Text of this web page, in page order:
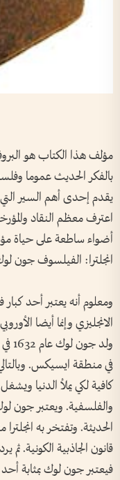
مؤلف هذا الكتاب هو
بالفكر الحديث عموما
يقدم إحدى أهم السير
اعترف معظم النقاد
أضواء ساطعة على حياة
انجلترا: الفيلسوف جون
ومعلوم أنه يعتبر أحد
الانجليزي وإنما أيضا
في منطقة ايسيكس.
كافية لكي يملأ الدنيا
والفلسفية. ويعتبر جون
الحديثة. وتفتخر به
قانون الجاذبية الكونية.
فيعتبر جون لوك بمثابة